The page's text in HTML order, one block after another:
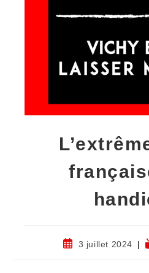
3 juillet 2024